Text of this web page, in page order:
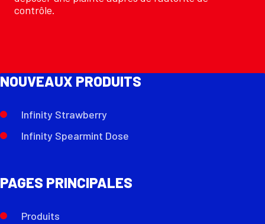
contrôle.
NOUVEAUX PRODUITS
Infinity Strawberry
Infinity Spearmint Dose
PAGES PRINCIPALES
Produits